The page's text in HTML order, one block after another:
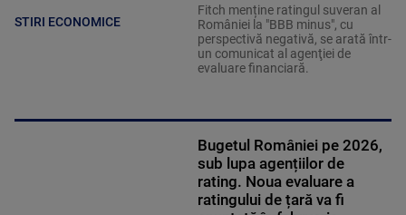
STIRI ECONOMICE
Fitch menține ratingul suveran al
României la "BBB minus", cu
perspectivă negativă, se arată într-
un comunicat al agenţiei de
evaluare financiară.
Bugetul României pe 2026,
sub lupa agențiilor de
rating. Noua evaluare a
ratingului de țară va fi